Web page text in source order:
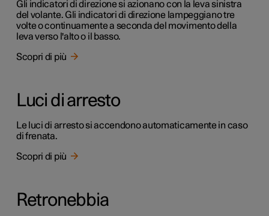
Gli indicatori di direzione si azionano con la leva sinistra
del volante. Gli indicatori di direzione lampeggiano tre
volte o continuamente a seconda del movimento della
leva verso l'alto o il basso.
Scopri di più
Luci di arresto
Le luci di arresto si accendono automaticamente in caso
di frenata.
Scopri di più
Retronebbia